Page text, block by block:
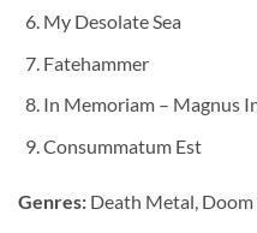
My Desolate Sea
Fatehammer
In Memoriam – Magnus
Consummatum Est
Genres: Death Metal,